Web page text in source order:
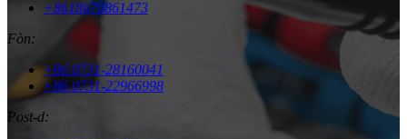
+8618670861473
Fòn:
+86 0731-28160041
+86 0731-22966998
Post-d: